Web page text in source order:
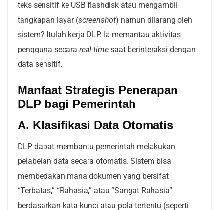
teks sensitif ke USB flashdisk atau mengambil
tangkapan layar (screenshot) namun dilarang oleh
sistem? Itulah kerja DLP. Ia memantau aktivitas
pengguna secara real-time saat berinteraksi dengan
data sensitif.
Manfaat Strategis Penerapan
DLP bagi Pemerintah
A. Klasifikasi Data Otomatis
DLP dapat membantu pemerintah melakukan
pelabelan data secara otomatis. Sistem bisa
membedakan mana dokumen yang bersifat
“Terbatas,” “Rahasia,” atau “Sangat Rahasia”
berdasarkan kata kunci atau pola tertentu (seperti